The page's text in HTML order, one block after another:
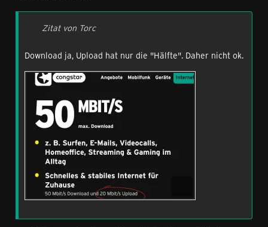
Zitat von Torc
Download ja, Upload hat nur die "Hälfte". Daher nicht ok.